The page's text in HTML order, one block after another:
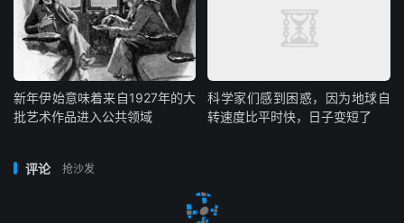
新年伊始意味着来自1927年的大
批艺术作品进入公共领域
科学家们感到困惑，因为地球自
转速度比平时快，日子变短了
评论 抢沙发